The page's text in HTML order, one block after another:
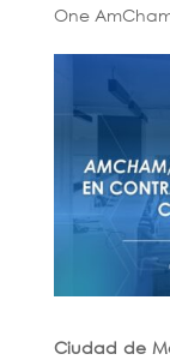
One
Ciudad de